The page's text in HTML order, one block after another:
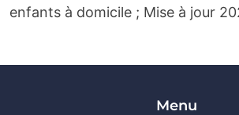
enfants à domicile ; Mise à jour
Menu